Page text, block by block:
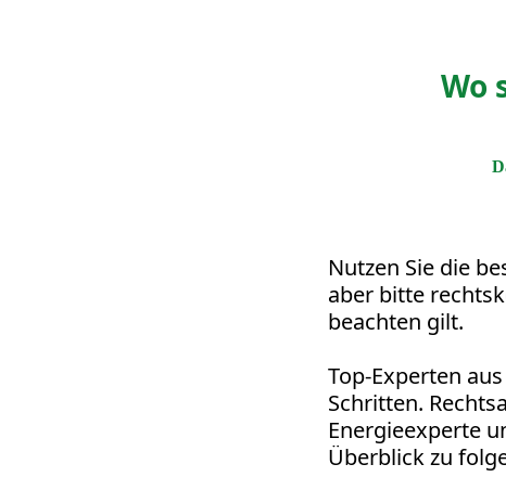
Wo
Nutzen Sie die
aber bitte
beachten gilt.
Top-Experten
Schritten.
Energieexperte
Überblick zu